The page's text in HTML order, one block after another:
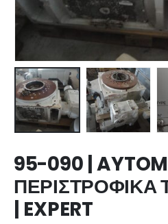
95-090 |
ΠΕΡΙΣΤΡΟΦΙΚΑ
| EXPERT